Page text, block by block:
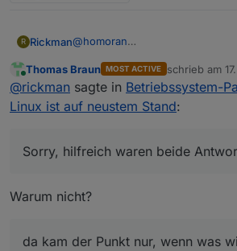
R Rickman@homoran
ein Betriebssystemupdate da
vorher nicht - da kam der Punkt
wirklich wichtiges passiert ist,
@Thomas-Braun
Danke für den Hinweis, das
mache ich das gerne ohne
Sorry, hilfreich waren beide
gereicht.
Fall einfach nur: So wichtig wie
Online
Thomas Braun MOST ACTIVE schrieb am
zuletzt
@rickman sagte in Betriebssystem-
Linux ist auf neustem Stand:
Sorry, hilfreich waren beide
Warum nicht?
da kam der Punkt nur, wenn was